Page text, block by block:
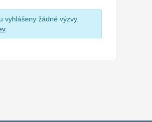
vyhlášeny žádné výzvy.
.